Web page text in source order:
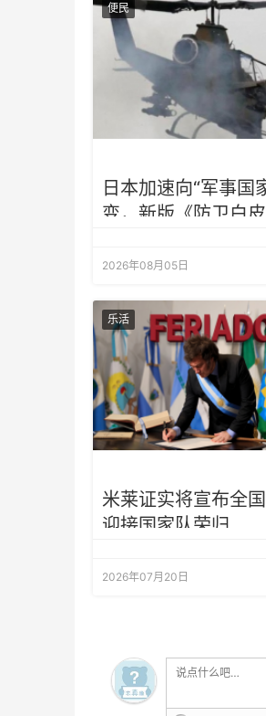
便民
日本加速向“军事国
变，新版《防卫白皮
2026年08月05日
乐活
米莱证实将宣布全国
迎接国家队荣归
2026年07月20日